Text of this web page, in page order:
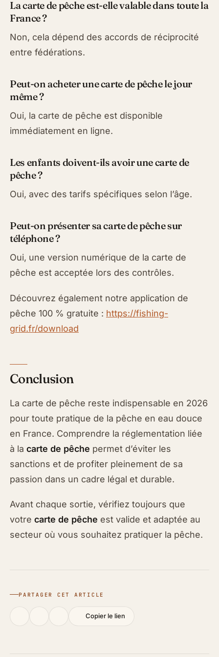
La carte de pêche est-elle valable dans toute la
France ?
Non, cela dépend des accords de réciprocité
entre fédérations.
Peut-on acheter une carte de pêche le jour
même ?
Oui, la carte de pêche est disponible
immédiatement en ligne.
Les enfants doivent-ils avoir une carte de
pêche ?
Oui, avec des tarifs spécifiques selon l’âge.
Peut-on présenter sa carte de pêche sur
téléphone ?
Oui, une version numérique de la carte de
pêche est acceptée lors des contrôles.
Découvrez également notre application de
pêche 100 % gratuite : https://fishing-
grid.fr/download
Conclusion
La carte de pêche reste indispensable en 2026
pour toute pratique de la pêche en eau douce
en France. Comprendre la réglementation liée
à la carte de pêche permet d’éviter les
sanctions et de profiter pleinement de sa
passion dans un cadre légal et durable.
Avant chaque sortie, vérifiez toujours que
votre carte de pêche est valide et adaptée au
secteur où vous souhaitez pratiquer la pêche.
PARTAGER CET ARTICLE
Copier le lien